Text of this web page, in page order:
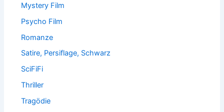
Mystery Film
Psycho Film
Romanze
Satire, Persiflage, Schwarz
SciFiFi
Thriller
Tragödie